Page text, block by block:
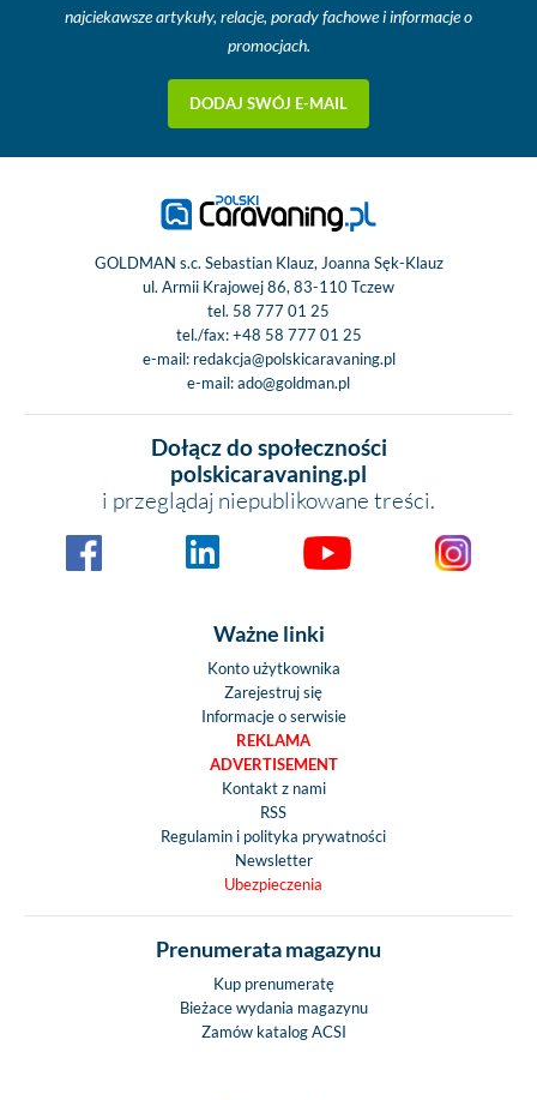
najciekawsze artykuły, relacje, porady fachowe i informacje o
promocjach.
DODAJ SWÓJ E-MAIL
GOLDMAN s.c. Sebastian Klauz, Joanna Sęk-Klauz
ul. Armii Krajowej 86, 83-110 Tczew
tel. 58 777 01 25
tel./fax:+48 58 777 01 25
e-mail: redakcja@polskicaravaning.pl
e-mail:ado@goldman.pl
Dołącz do społeczności
polskicaravaning.pl
i przeglądaj niepublikowane treści.
Ważne linki
Konto użytkownika
Zarejestruj się
Informacje o serwisie
REKLAMA
ADVERTISEMENT
Kontakt z nami
RSS
Regulamin i polityka prywatności
Newsletter
Ubezpieczenia
Prenumerata magazynu
Kup prenumeratę
Bieżace wydania magazynu
Zamów katalog ACSI